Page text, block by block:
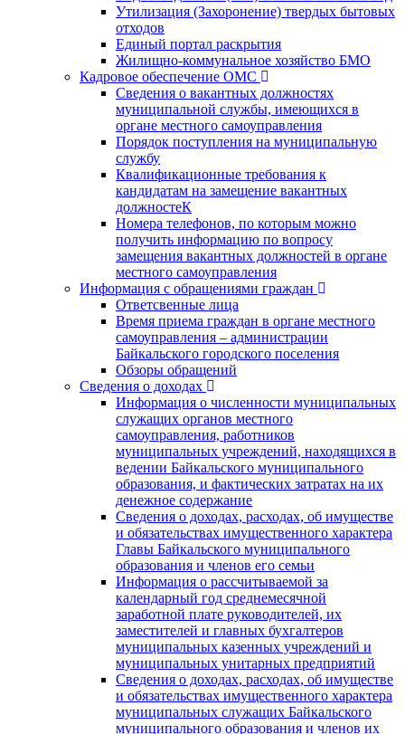
Утилизация (Захоронение) твердых бытовых
отходов
Единый портал раскрытия
Жилищно-коммунальное хозяйство БМО
Кадровое обеспечение ОМС
Сведения о вакантных должностях
муниципальной службы, имеющихся в
органе местного самоуправления
Порядок поступления на муниципальную
службу
Квалификационные требования к
кандидатам на замещение вакантных
должностеК
Номера телефонов, по которым можно
получить информацию по вопросу
замещения вакантных должностей в органе
местного самоуправления
Информация с обращениями граждан
Ответсвенные лица
Время приема граждан в органе местного
самоуправления – администрации
Байкальского городского поселения
Обзоры обращений
Сведения о доходах
Информация о численности муниципальных
служащих органов местного
самоуправления, работников
муниципальных учреждений, находящихся в
ведении Байкальского муниципального
образования, и фактических затратах на их
денежное содержание
Сведения о доходах, расходах, об имуществе
и обязательствах имущественного характера
Главы Байкальского муниципального
образования и членов его семьи
Информация о рассчитываемой за
календарный год среднемесячной
заработной плате руководителей, их
заместителей и главных бухгалтеров
муниципальных казенных учреждений и
муниципальных унитарных предприятий
Сведения о доходах, расходах, об имуществе
и обязательствах имущественного характера
муниципальных служащих Байкальского
муниципального образования и членов их